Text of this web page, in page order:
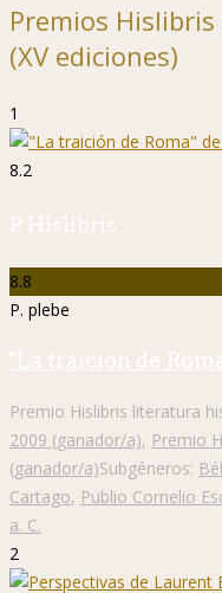
Premios
(XV ediciones)
1
8.2
P. Hislibris
8.8
P. plebe
"La traición de
Premio Hislibris literatura
2009 (ganador/a), Premio
(ganador/a)Subgéneros:
Cartago, Publio Cornelio
a. C.
2